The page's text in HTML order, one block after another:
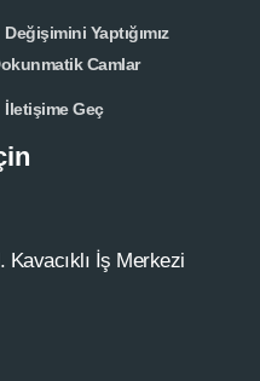
Değişimini Yaptığımız
Camlar
İletişime Geç
İş Merkezi